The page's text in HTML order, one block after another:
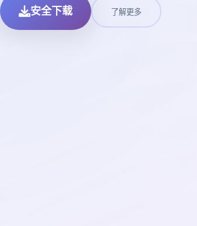
安全下载 了解更多